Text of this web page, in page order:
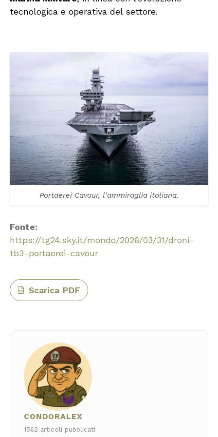
tecnologica e operativa del settore.
Portaerei Cavour, l’ammiraglia italiana.
Fonte:
https://tg24.sky.it/mondo/2026/03/31/droni-
tb3-portaerei-cavour
PDF Scarica PDF
CONDORALEX
1562 articoli pubblicati